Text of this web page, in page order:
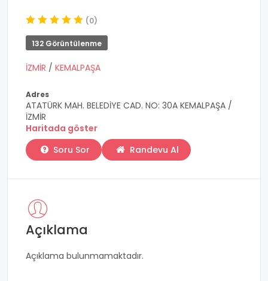
(0)
132 Görüntülenme
İZMİR / KEMALPAŞA
Adres
ATATÜRK MAH. BELEDİYE CAD. NO: 30A KEMALPAŞA /
İZMİR
Haritada göster
Soru Sor
Randevu Al
Açıklama
Açıklama bulunmamaktadır.